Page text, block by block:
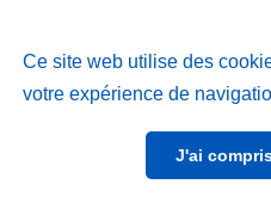
Ce site web utilise des
votre expérience de
J'ai